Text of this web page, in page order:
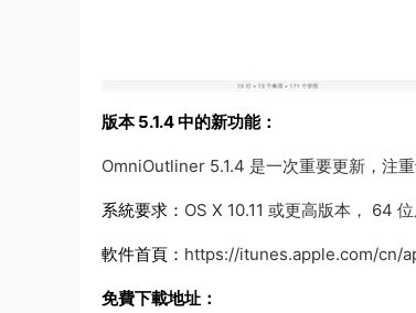
版本 5.1.4 中的新功能：
OmniOutliner 5.1.4 是一次重要更新，注
系統要求： OS X 10.11 或更高版本， 64
軟件首頁： https://itunes.apple.com/cn/
免費下載地址：